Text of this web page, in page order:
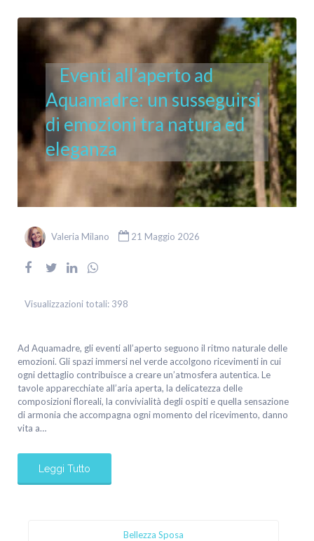
Eventi all’aperto ad
Aquamadre: un susseguirsi
di emozioni tra natura ed
eleganza
Valeria Milano 21 Maggio 2026
Visualizzazioni totali: 398
Ad Aquamadre, gli eventi all’aperto seguono il ritmo naturale delle
emozioni. Gli spazi immersi nel verde accolgono ricevimenti in cui
ogni dettaglio contribuisce a creare un’atmosfera autentica. Le
tavole apparecchiate all’aria aperta, la delicatezza delle
composizioni floreali, la convivialità degli ospiti e quella sensazione
di armonia che accompagna ogni momento del ricevimento, danno
vita a…
Leggi Tutto
Bellezza Sposa